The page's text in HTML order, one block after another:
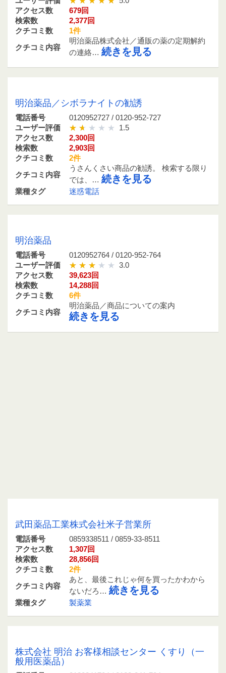
アクセス数
679回
検索数
2,377回
クチコミ数
1件
クチコミ内容
明治薬品株式会社／通販の薬の定期解約
の連絡… 続きを見る
明治薬品／シボラナイトの勧誘
電話番号
0120952727 / 0120-952-727
ユーザー評価
1.5
アクセス数
2,300回
検索数
2,903回
クチコミ数
2件
クチコミ内容
うさんくさい商品の勧誘。 検索する限り
では、… 続きを見る
業種タグ 迷惑電話
明治薬品
電話番号
0120952764 / 0120-952-764
ユーザー評価
3.0
アクセス数
39,623回
検索数
14,288回
クチコミ数
6件
クチコミ内容
明治薬品／商品についての案内
続きを見る
武田薬品工業株式会社米子営業所
電話番号
0859338511 / 0859-33-8511
アクセス数
1,307回
検索数
28,856回
クチコミ数
2件
クチコミ内容
あと、最後これじゃ何を買ったかわから
ないだろ… 続きを見る
業種タグ 製薬業
株式会社 明治 お客様相談センター くすり（一
般用医薬品）